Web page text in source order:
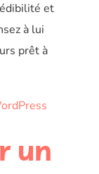
et
à lui
prêt à
un